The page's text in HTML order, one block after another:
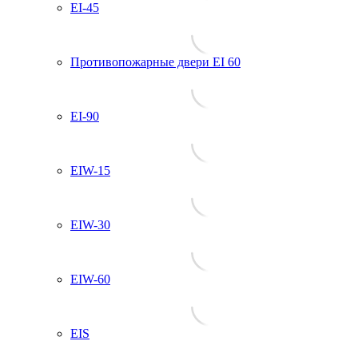
EI-45
Противопожарные двери EI 60
EI-90
EIW-15
EIW-30
EIW-60
EIS